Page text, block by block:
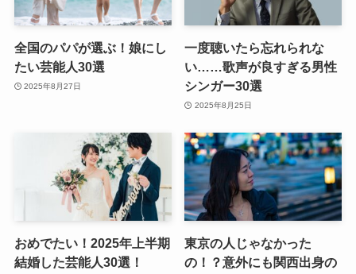
全国のパパが選ぶ！娘にし
たい芸能人30選
2025年8月27日
一度聴いたら忘れられな
い……歌声が良すぎる男性
シンガー30選
2025年8月25日
おめでたい！2025年上半期
結婚した芸能人30選！
東京の人じゃなかった
の！？意外にも関西出身の